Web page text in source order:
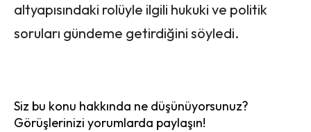
altyapısındaki rolüyle ilgili hukuki ve politik
soruları gündeme getirdiğini söyledi.
Siz bu konu hakkında ne düşünüyorsunuz?
Görüşlerinizi yorumlarda paylaşın!